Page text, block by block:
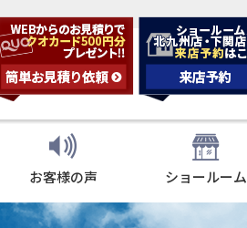
お客様の声 ショールーム